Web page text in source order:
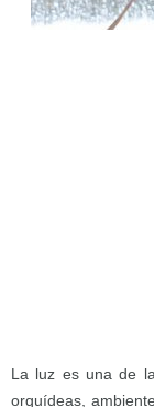
La luz es una de
orquídeas,